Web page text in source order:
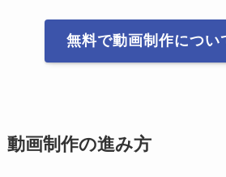
無料で動画制作につい
動画制作の進み方